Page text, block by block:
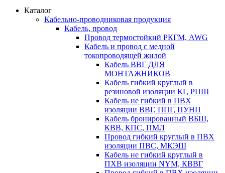
Каталог
Кабельно-проводниковая продукция
Кабель, провод
Провод термостойкий РКГМ, AWG
Кабель и провод с медной
токопроводящей жилой
Кабель ВВГ ДЛЯ
МОНТАЖНИКОВ
Кабель гибкий круглый в
резиновой изоляции КГ, РПШ
Кабель не гибкий в ПВХ
изоляции ВВГ, ППГ, ПУНП
Кабель бронированный ВБШ,
КВВ, КПС, ПМЛ
Провод гибкий круглый в ПВХ
изоляции ПВС, МКЭШ
Кабель не гибкий круглый в
ПХВ изоляции NYM, КВВГ